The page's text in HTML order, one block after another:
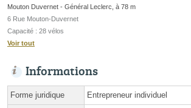
Mouton Duvernet - Général Leclerc, à 78 m
6 Rue Mouton-Duvernet
Capacité : 28 vélos
Voir tout
Informations
Forme juridique Entrepreneur individuel